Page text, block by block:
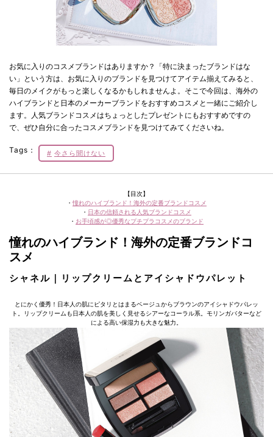
お気に入りのコスメブランドはありますか？「特に決まったブランドはな
い」という方は、お気に入りのブランドを見つけてアイテム揃えてみると、
毎日のメイクがもっと楽しくなるかもしれませんよ。そこで今回は、海外の
ハイブランドと日本のメーカーブランドをおすすめコスメと一緒にご紹介し
ます。人気ブランドコスメはちょっとしたプレゼントにもおすすめですの
で、ぜひ自分に合ったコスメブランドを見つけてみてくださいね。
Tags： 今さら聞けない
【目次】
・ 憧れのハイブランド！海外の定番ブランドコスメ
・ 日本の信頼される人気ブランドコスメ
・ お手頃感が◎優秀なプチプラコスメのブランド
憧れのハイブランド！海外の定番ブランドコ
スメ
シャネル｜リップクリームとアイシャドウパレット
とにかく優秀！日本人の肌にピタリとはまるベージュからブラウンのアイシャドウパレッ
ト。リップクリームも日本人の肌を美しく見せるシアーなコーラル系。モリンガバターなど
による高い保湿力も大きな魅力。